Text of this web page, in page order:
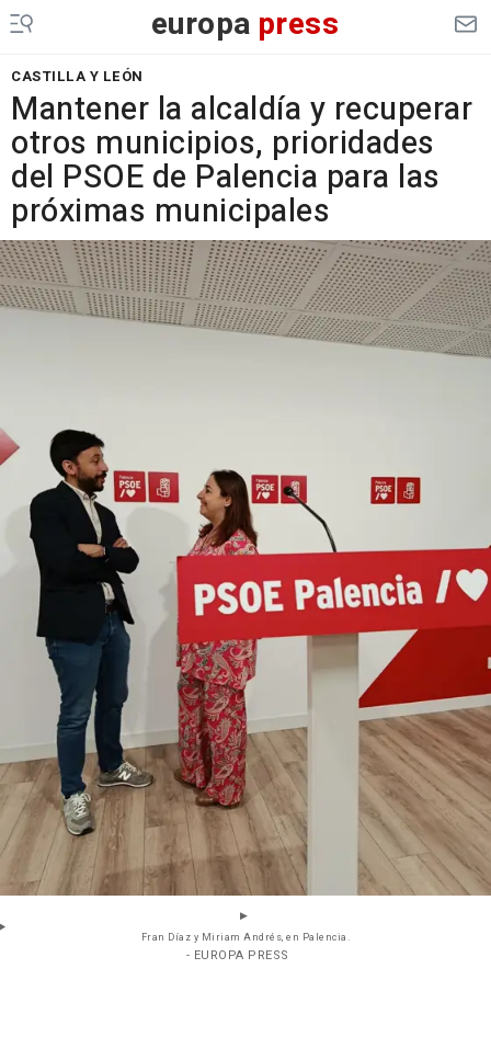
europa press
CASTILLA Y LEÓN
Mantener la alcaldía y recuperar
otros municipios, prioridades
del PSOE de Palencia para las
próximas municipales
Fran Díaz y Miriam Andrés, en Palencia.
- EUROPA PRESS